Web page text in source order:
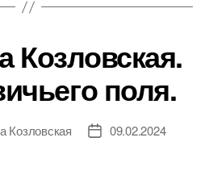
Козловская.
поля.
Козловская
Дата09.02.2024